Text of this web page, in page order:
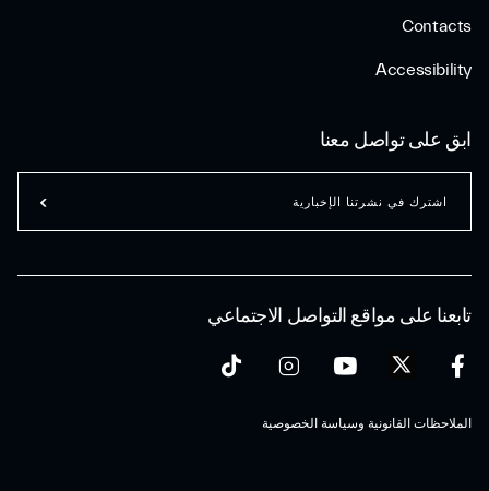
Contacts
Accessibility
تابعنا على مواقع التواصل الاجتماعي
الملاحظات القانونية وسياسة الخصوصية
ابق على تواصل معنا
اشترك في نشرتنا الإخبارية